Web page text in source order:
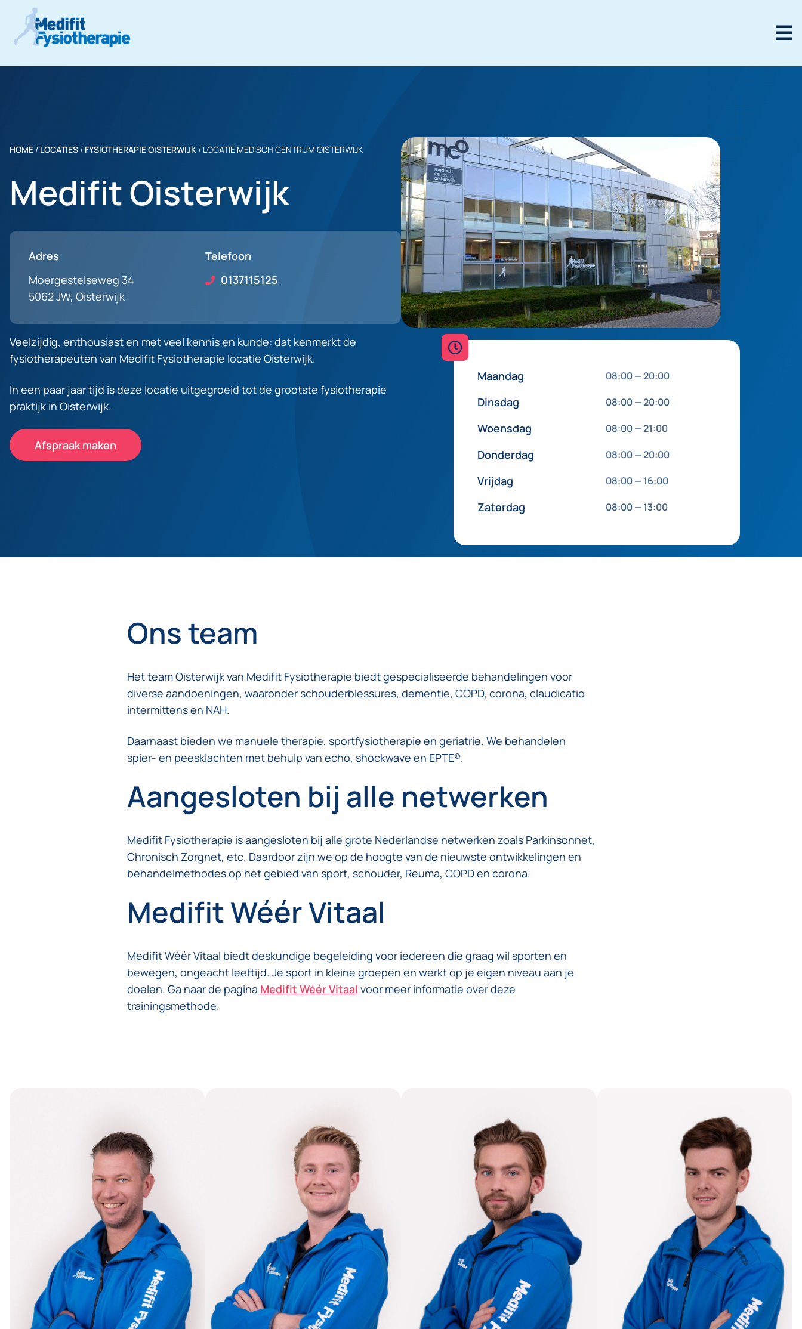
HOME / LOCATIES / FYSIOTHERAPIE OISTERWIJK / LOCATIE MEDISCH CENTRUM OISTERWIJK
Medifit Oisterwijk
Adres
Moergestelseweg 34
5062 JW, Oisterwijk
Telefoon
0137115125
Veelzijdig, enthousiast en met veel kennis en kunde: dat kenmerkt de
fysiotherapeuten van Medifit Fysiotherapie locatie Oisterwijk.
In een paar jaar tijd is deze locatie uitgegroeid tot de grootste fysiotherapie
praktijk in Oisterwijk.
Afspraak maken
Maandag 08:00—20:00
Dinsdag 08:00—20:00
Woensdag 08:00—21:00
Donderdag 08:00—20:00
Vrijdag 08:00—16:00
Zaterdag 08:00—13:00
Ons team
Het team Oisterwijk van Medifit Fysiotherapie biedt gespecialiseerde behandelingen voor
diverse aandoeningen, waaronder schouderblessures, dementie, COPD, corona, claudicatio
intermittens en NAH.
Daarnaast bieden we manuele therapie, sportfysiotherapie en geriatrie. We behandelen
spier- en peesklachten met behulp van echo, shockwave en EPTE®.
Aangesloten bij alle netwerken
Medifit Fysiotherapie is aangesloten bij alle grote Nederlandse netwerken zoals Parkinsonnet,
Chronisch Zorgnet, etc. Daardoor zijn we op de hoogte van de nieuwste ontwikkelingen en
behandelmethodes op het gebied van sport, schouder, Reuma, COPD en corona.
Medifit Wéér Vitaal
Medifit Wéér Vitaal biedt deskundige begeleiding voor iedereen die graag wil sporten en
bewegen, ongeacht leeftijd. Je sport in kleine groepen en werkt op je eigen niveau aan je
doelen. Ga naar de pagina Medifit Wéér Vitaal voor meer informatie over deze
trainingsmethode.